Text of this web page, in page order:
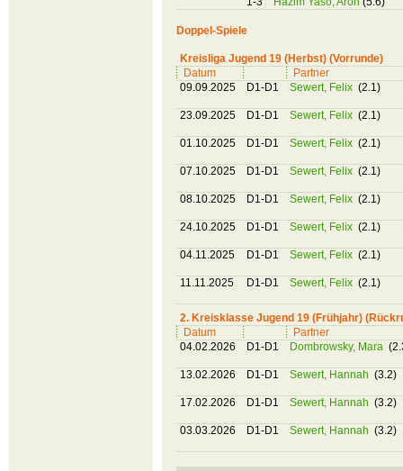
Doppel-Spiele
Kreisliga Jugend 19 (Herbst) (Vorrunde)
Datum
Partner
09.09.2025
D1-D1 Sewert, Felix (2.1)
23.09.2025 D1-D1 Sewert, Felix (2.1)
01.10.2025 D1-D1 Sewert, Felix (2.1)
07.10.2025 D1-D1 Sewert, Felix (2.1)
08.10.2025 D1-D1 Sewert, Felix (2.1)
24.10.2025 D1-D1 Sewert, Felix (2.1)
04.11.2025 D1-D1 Sewert, Felix (2.1)
11.11.2025 D1-D1 Sewert, Felix (2.1)
2. Kreisklasse Jugend 19 (Frühjahr)
Datum
Partner
04.02.2026
D1-D1 Dombrowsky, Mara
13.02.2026 D1-D1 Sewert, Hannah (3.2)
17.02.2026 D1-D1 Sewert, Hannah (3.2)
03.03.2026 D1-D1 Sewert, Hannah (3.2)